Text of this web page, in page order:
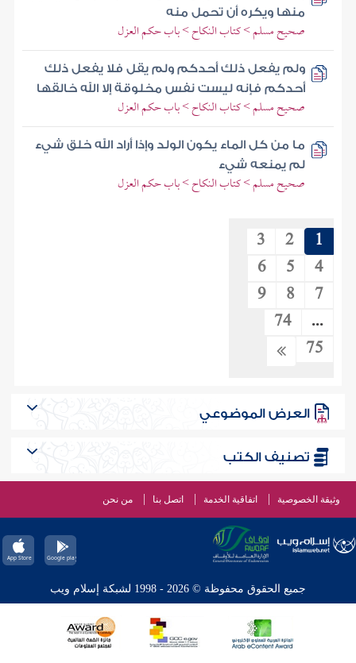
منها ويكره أن تحمل منه
صحيح مسلم > كتاب النكاح > باب حكم العزل
ولم يفعل ذلك أحدكم ولم يقل فلا يفعل ذلك
أحدكم فإنه ليست نفس مخلوقة إلا الله خالقها
صحيح مسلم > كتاب النكاح > باب حكم العزل
ما من كل الماء يكون الولد وإذا أراد الله خلق شيء
لم يمنعه شيء
صحيح مسلم > كتاب النكاح > باب حكم العزل
1
2
3
4
5
6
7
8
9
...
74
75
العرض الموضوعي
تصنيف الكتب
وثيقة الخصوصية اتفاقية الخدمة اتصل بنا من نحن
جميع الحقوق محفوظة © 2026 - 1998 لشبكة إسلام ويب